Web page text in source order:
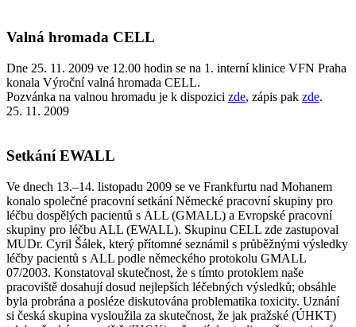
Valná hromada CELL
Dne 25. 11. 2009 ve 12.00 hodin se na 1. interní klinice VFN Praha
konala Výroční valná hromada CELL.
Pozvánka na valnou hromadu je k dispozici zde, zápis pak zde.
25. 11. 2009
Setkání EWALL
Ve dnech 13.–14. listopadu 2009 se ve Frankfurtu nad Mohanem
konalo společné pracovní setkání Německé pracovní skupiny pro
léčbu dospělých pacientů s ALL (GMALL) a Evropské pracovní
skupiny pro léčbu ALL (EWALL). Skupinu CELL zde zastupoval
MUDr. Cyril Šálek, který přítomné seznámil s průběžnými výsledky
léčby pacientů s ALL podle německého protokolu GMALL
07/2003. Konstatoval skutečnost, že s tímto protoklem naše
pracoviště dosahují dosud nejlepších léčebných výsledků; obsáhle
byla probrána a posléze diskutována problematika toxicity. Uznání
si česká skupina vysloužila za skutečnost, že jak pražské (ÚHKT)